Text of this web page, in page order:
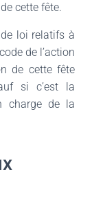
cette fête.
loi relatifs à
de l’action
de cette fête
si c’est la
charge de la